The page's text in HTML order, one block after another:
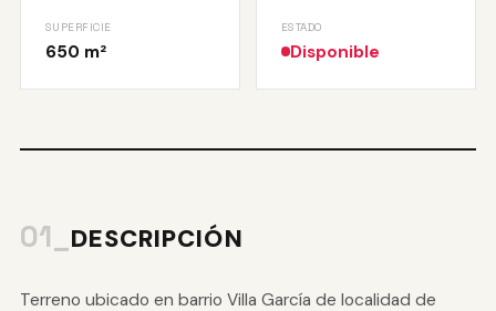
SUPERFICIE
650 m²
ESTADO
Disponible
01_ DESCRIPCIÓN
Terreno ubicado en barrio Villa García de localidad de